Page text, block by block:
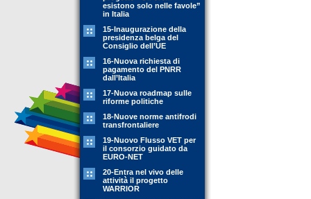
esistono solo nelle favole”
in Italia
15-Inaugurazione della
presidenza belga del
Consiglio dell’UE
16-Nuova richiesta di
pagamento del PNRR
dall’Italia
17-Nuova roadmap sulle
riforme politiche
18-Nuove norme antifrodi
transfrontaliere
19-Nuovo Flusso VET per
il consorzio guidato da
EURO-NET
20-Entra nel vivo delle
attività il progetto
WARRIOR